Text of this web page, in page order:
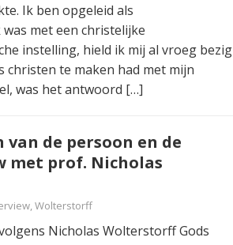
Ik ben opgeleid als
met een christelijke
instelling, hield ik mij al vroeg bezig
christen te maken had met mijn
was het antwoord […]
de persoon en de
met prof. Nicholas
,Wolterstorff
Nicholas Wolterstorff Gods